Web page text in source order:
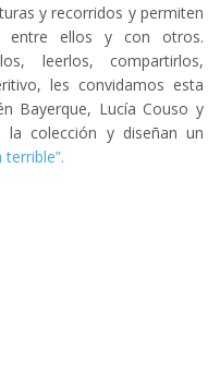
y recorridos y permiten
entre ellos y con otros.
leerlos, compartirlos,
les convidamos esta
Bayerque, Lucía Couso y
la colección y diseñan un
terrible”.